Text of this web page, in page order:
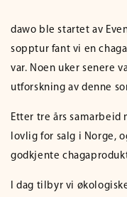
dawo ble startet av
sopptur fant vi en
var. Noen uker senere
utforskning av denne
Etter tre års samarbeid
lovlig for salg i Norge,
godkjente
I dag tilbyr vi